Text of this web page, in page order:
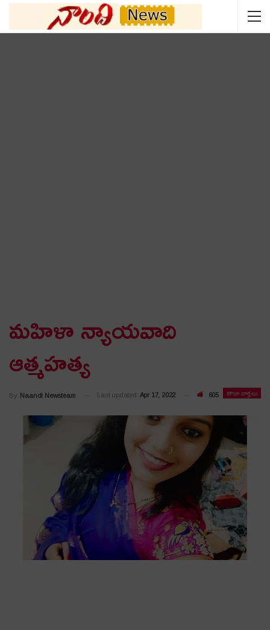
మహిళా న్యాయవాది
ఆత్మహత్య
తాజా వార్తలు
By Naandi Newsteam Last updated Apr 17, 2022 605